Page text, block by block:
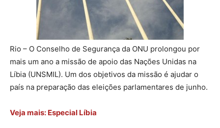
Rio – O Conselho de Segurança da ONU prolongou por
mais um ano a missão de apoio das Nações Unidas na
Líbia (UNSMIL). Um dos objetivos da missão é ajudar o
país na preparação das eleições parlamentares de junho.
Veja mais: Especial Líbia